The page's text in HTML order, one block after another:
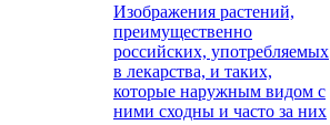
Изображения растений,
преимущественно
российских, употребляемых
в лекарства, и таких,
которые наружным видом с
ними сходны и часто за них